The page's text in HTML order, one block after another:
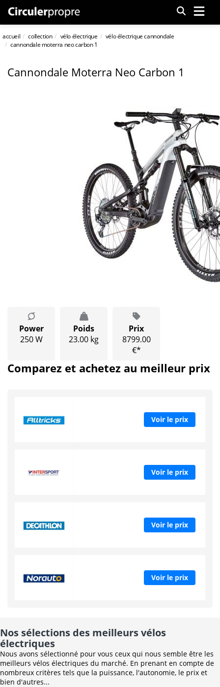
Menu
accueil collection vélo électrique
vélo électrique cannondale
cannondale moterra neo carbon 1
Cannondale Moterra Neo Carbon 1
Power
250 W
Poids
23.00 kg
Prix
8799.00
€*
Comparez et achetez au meilleur prix
Voir le prix
Voir le prix
Voir le prix
Voir le prix
Nos sélections des meilleurs vélos
électriques
Nous avons sélectionné pour vous ceux qui nous semble être les
meilleurs vélos électriques du marché. En prenant en compte de
nombreux critères tels que la puissance, l'autonomie, le prix et
bien d'autres...